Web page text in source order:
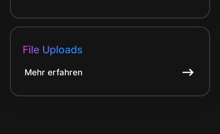
File Uploads
Mehr erfahren